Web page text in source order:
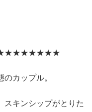
カップル。
スキンシップがとりた